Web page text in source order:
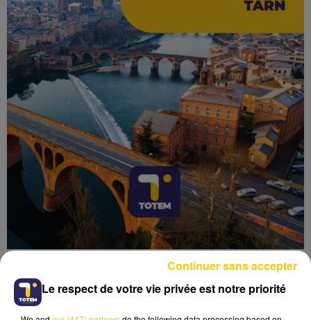
Le respect de votre vie privée est notre priorité
Continuer sans accepter